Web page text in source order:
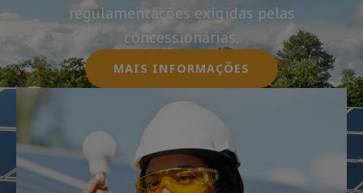
regulamentações exigidas pelas
concessionárias.
MAIS INFORMAÇÕES